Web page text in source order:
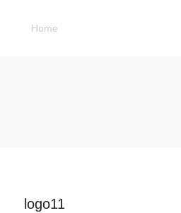
Home
logo11